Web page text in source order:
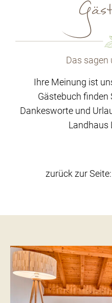
Das sagen
Ihre Meinung ist
Gästebuch finden
Dankesworte und
Landhaus
zurück zur